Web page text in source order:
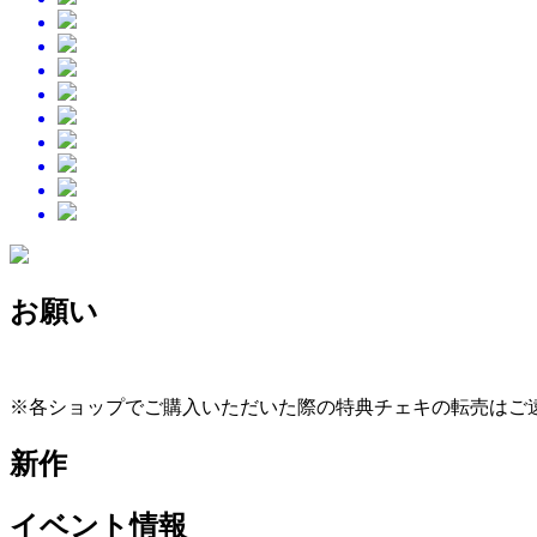
お願い
※各ショップでご購入いただいた際の特典チェ
新作
イベント情報